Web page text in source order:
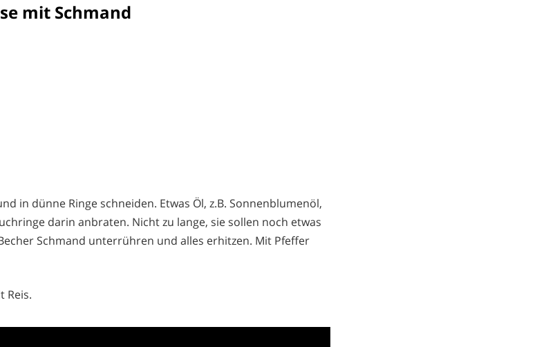
mit Schmand
in dünne Ringe schneiden. Etwas Öl, z.B. Sonnenblumenöl,
darin anbraten. Nicht zu lange, sie sollen noch etwas
Schmand unterrühren und alles erhitzen. Mit Pfeffer
Reis.